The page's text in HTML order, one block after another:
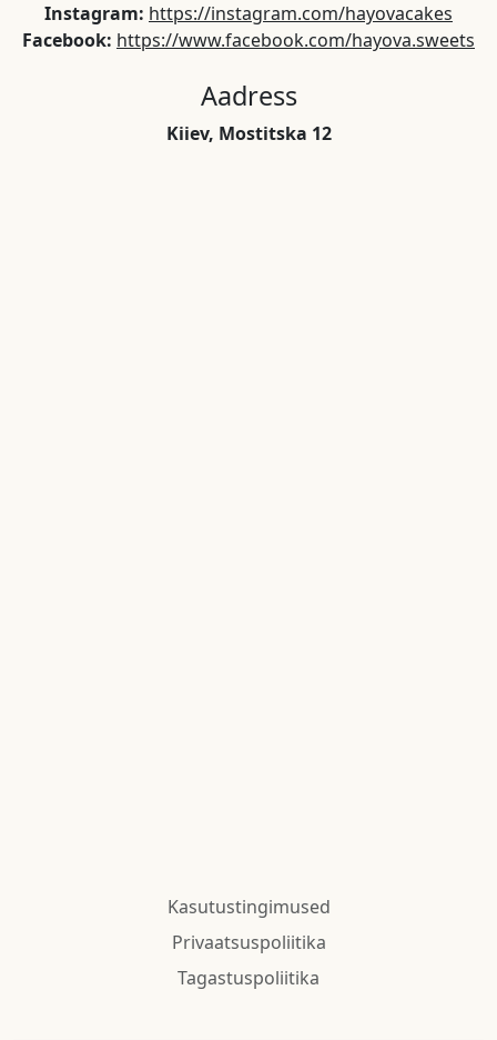
Instagram: https://instagram.com/hayovacakes
Facebook: https://www.facebook.com/hayova.sweets
Aadress
Kiiev, Mostitska 12
Kasutustingimused
Privaatsuspoliitika
Tagastuspoliitika